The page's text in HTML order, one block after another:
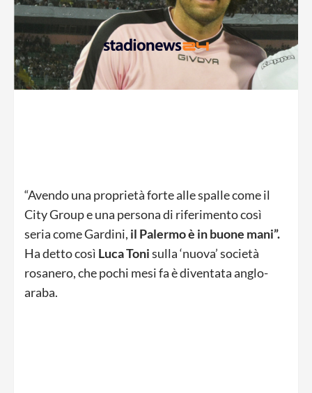
“Avendo una proprietà forte alle spalle come il
City Group e una persona di riferimento così
seria come Gardini, il Palermo è in buone mani”.
Ha detto così Luca Tonisulla ‘nuova’ società
rosanero, che pochi mesi fa è diventata anglo-
araba.